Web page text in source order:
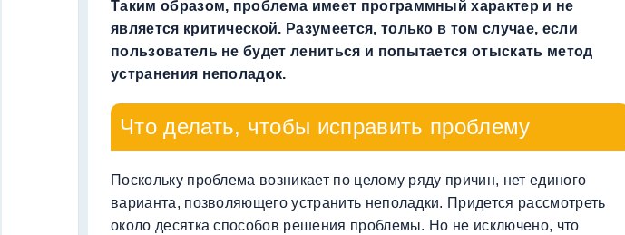
Таким образом, проблема имеет программный характер и не
является критической. Разумеется, только в том случае, если
пользователь не будет лениться и попытается отыскать метод
устранения неполадок.
Что делать, чтобы исправить проблему
Поскольку проблема возникает по целому ряду причин, нет единого
варианта, позволяющего устранить неполадки. Придется рассмотреть
около десятка способов решения проблемы. Но не исключено, что